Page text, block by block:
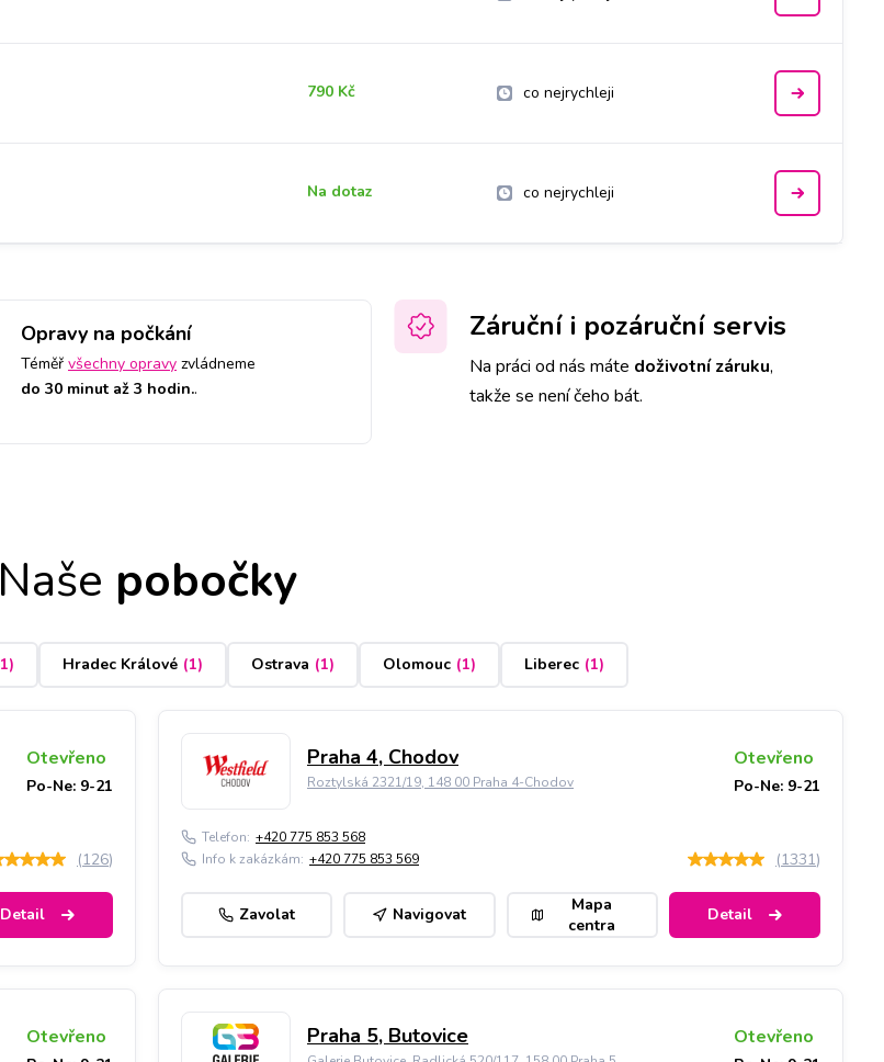
790 Kč co nejrychleji
Na dotaz co nejrychleji
Opravy na počkání
Téměř všechny opravy zvládneme
do 30 minut až 3 hodin..
Záruční i pozáruční servis
Na práci od nás máte doživotní záruku,
takže se není čeho bát.
Naše pobočky
1) Hradec Králové (1) Ostrava (1) Olomouc (1) Liberec (1)
Otevřeno
Po-Ne: 9-21
(126)
Detail
Praha 4, Chodov
Roztylská 2321/19, 148 00 Praha 4-Chodov
Otevřeno
Po-Ne: 9-21
Telefon: +420 775 853 568
Info k zakázkám: +420 775 853 569 (1331)
Zavolat Navigovat
Mapa
centra
Detail
Otevřeno Praha 5, Butovice Otevřeno